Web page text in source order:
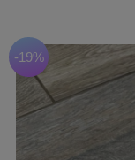
-19%